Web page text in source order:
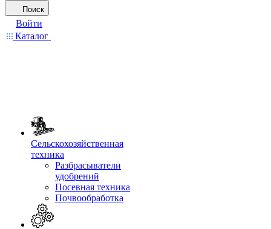
Поиск
Войти
Каталог
Сельскохозяйственная
техника
Разбрасыватели
удобрений
Посевная техника
Почвообработка